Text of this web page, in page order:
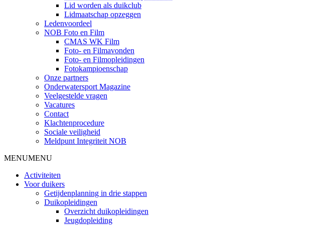
Lid worden als duikclub
Lidmaatschap opzeggen
Ledenvoordeel
NOB Foto en Film
CMAS WK Film
Foto- en Filmavonden
Foto- en Filmopleidingen
Fotokampioenschap
Onze partners
Onderwatersport Magazine
Veelgestelde vragen
Vacatures
Contact
Klachtenprocedure
Sociale veiligheid
Meldpunt Integriteit NOB
MENUMENU
Activiteiten
Voor duikers
Getijdenplanning in drie stappen
Duikopleidingen
Overzicht duikopleidingen
Jeugdopleiding